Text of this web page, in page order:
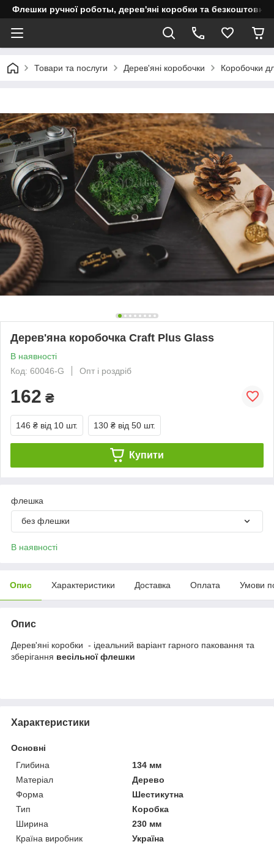
Флешки ручної роботы, дерев'яні коробки та безкоштовне
Товари та послуги Дерев'яні коробочки Коробочки
Дерев'яна коробочка Craft Plus Glass
В наявності
Код: 60046-G
Опт і роздріб
162 ₴
146 ₴ від 10 шт. 130 ₴ від 50 шт.
Купити
флешка
без флешки
В наявності
Опис Характеристики Доставка Оплата Умови
Опис
Дерев'яні коробки - ідеальний варіант гарного паковання та
зберігання весільної флешки
Характеристики
Основні
Глибина
134 мм
Матеріал
Дерево
Форма
Шестикутна
Тип
Коробка
Ширина
230 мм
Країна виробник
Україна